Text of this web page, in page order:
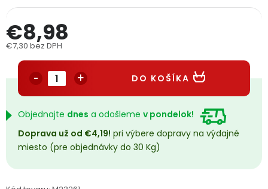
Obchodné podmienky
Podmienky ochrany osobných údajov
Přihlášení Registrace
€8,98
€7,30 bez DPH
DO KOŠÍKA
Objednajte dnes a odošleme v pondelok!
Doprava už od €4,19! pri výbere dopravy na výdajné
miesto (pre objednávky do 30 Kg)